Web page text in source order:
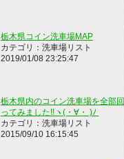
栃木県コイン洗車場MAP
カテゴリ：洗車場リスト
2019/01/08 23:25:47
栃木県内のコイン洗車場を全部回
ってみました!!ヽ(・∀・ )ﾉ
カテゴリ：洗車場リスト
2015/09/10 16:15:45